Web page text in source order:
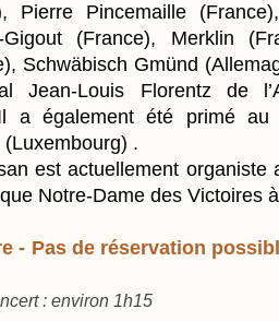
Pierre Pincemaille
Gigout (France), Merklin
Schwäbisch Gmünd
Jean-Louis Florentz de
a également été primé au
.
est actuellement organiste
Notre-Dame des Victoires
- Pas de réservation
: environ 1h15